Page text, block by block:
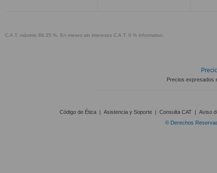
C.A.T. máximo 88.35 %. En meses sin intereses C.A.T. 0 % informativo.
Precios expresados
Código de Ética | Asistencia y Soporte | Consulta CAT | Aviso
© Derechos